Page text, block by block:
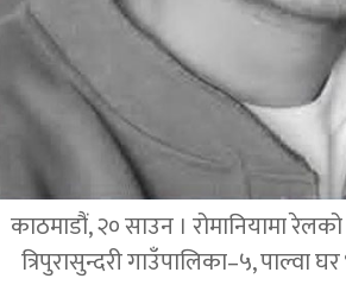
काठमाडौं, २० साउन । रोमानियामा
त्रिपुरासुन्दरी गाउँपालिका–५, पाल्वा